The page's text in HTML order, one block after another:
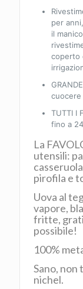
per
il
coperto
TUTTI I
fino a
La
utensili:
pirofila e
Uova al
vapore,
fritte,
possibile!
100%
Sano, non
nichel.